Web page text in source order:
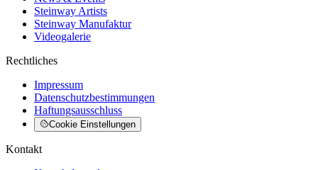
Steinway Artists
Steinway Manufaktur
Videogalerie
Rechtliches
Impressum
Datenschutzbestimmungen
Haftungsausschluss
Cookie Einstellungen
Kontakt